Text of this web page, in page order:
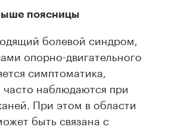
поясницы
болевой синдром,
опорно-двигательного
симптоматика,
наблюдаются при
При этом в области
быть связана с